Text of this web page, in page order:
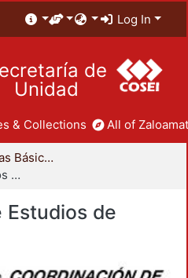
Log In
de
Unidad
& Collections All of
División de Ciencias Básicas e Ingeniería
Coordinación de Estudios de Posgrado - CBI
Estudios de